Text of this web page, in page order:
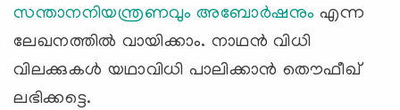
സന്താനനിയന്ത്രണവും അബോര്‍ഷനും എന്ന
ലേഖനത്തില്‍ വായിക്കാം. നാഥന്‍ വിധി
വിലക്കുകള്‍ യഥാവിധി പാലിക്കാന്‍ തൌഫീഖ്
ലഭിക്കട്ടെ.